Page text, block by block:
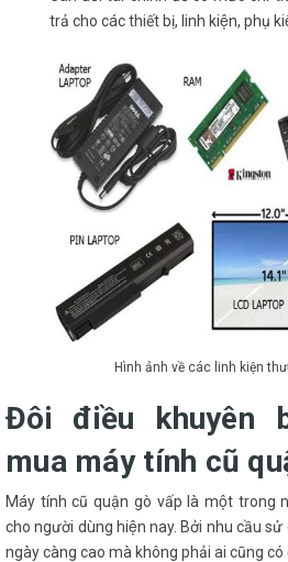
trả cho các thiết bị, linh kiện, phụ
Hình ảnh về các linh kiện
Đôi điều khuyên
mua máy tính cũ
Máy tính cũ quận gò vấp là một trong
cho người dùng hiện nay. Bởi nhu cầu
ngày càng cao mà không phải ai cũng